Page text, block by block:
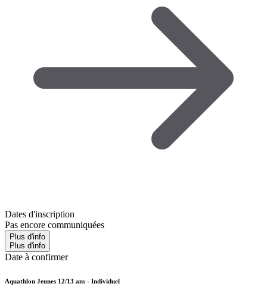
Dates d'inscription
Pas encore communiquées
Plus d'info
Plus d'info
Date à confirmer
Aquathlon Jeunes 12/13 ans - Individuel